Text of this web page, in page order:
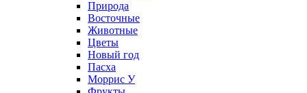
Природа
Восточные
Животные
Цветы
Новый год
Пасха
Моррис У